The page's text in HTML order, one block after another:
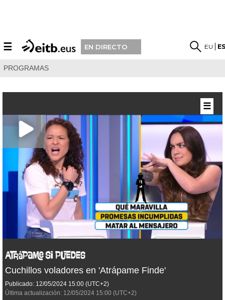
☰ EN DIRECTO EU
PROGRAMAS
Cuchillos voladores en 'Atrápame Finde'
Publicado: 12/05/2024 15:00 (UTC+2)
Última actualización: 12/05/2024 15:00 (UTC+2)
☰